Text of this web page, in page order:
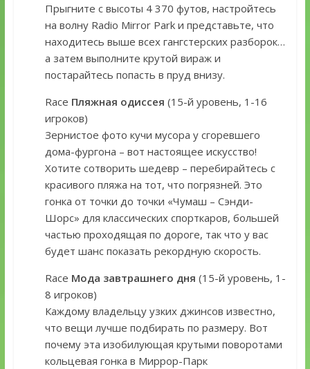
Прыгните с высоты 4 370 футов, настройтесь
на волну Radio Mirror Park и представьте, что
находитесь выше всех гангстерских разборок…
а затем выполните крутой вираж и
постарайтесь попасть в пруд внизу.
Race Пляжная одиссея (15-й уровень, 1-16
игроков)
Зернистое фото кучи мусора у сгоревшего
дома-фургона – вот настоящее искусство!
Хотите сотворить шедевр – перебирайтесь с
красивого пляжа на тот, что погрязней. Это
гонка от точки до точки «Чумаш – Сэнди-
Шорс» для классических спорткаров, большей
частью проходящая по дороге, так что у вас
будет шанс показать рекордную скорость.
Race Мода завтрашнего дня (15-й уровень, 1-
8 игроков)
Каждому владельцу узких джинсов известно,
что вещи лучше подбирать по размеру. Вот
почему эта изобилующая крутыми поворотами
кольцевая гонка в Миррор-Парк